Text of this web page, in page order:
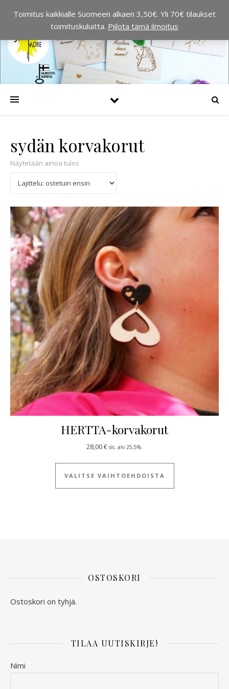
sydän korvakorut
Näytetään ainoa tulos
HERTTA-korvakorut
28,00€ sis. alv 25,5%.
VALITSE VAIHTOEHDOISTA
Tällä tuotteella
OSTOSKORI
Ostoskori on tyhjä.
TILAA UUTISKIRJE!
Nimi
Toimitus kaikkialle Suomeen alkaen 3,50€. Yli 70€ tilaukset
toimituskuluitta. Piilota tämä ilmoitus